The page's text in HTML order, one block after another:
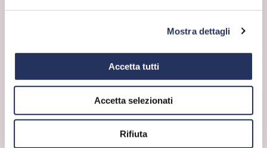
Mostra dettagli
Accetta tutti
Accetta selezionati
Rifiuta
in lavatrice perché reagisce con la durezza
dell’acqua formando un precipitato sui
La loro storia è iniziata solo nel XX secolo ed è
stata condizionata da due importanti eventi, le
Guerre mondiali. Fu proprio la penuria di alcuni
materiali fondamentali per la produzione del
sapone (i grassi durante la Prima Guerra
mondiale e i grassi e l’olio durante la Seconda)
a stimolare la ricerca per trovare alternative